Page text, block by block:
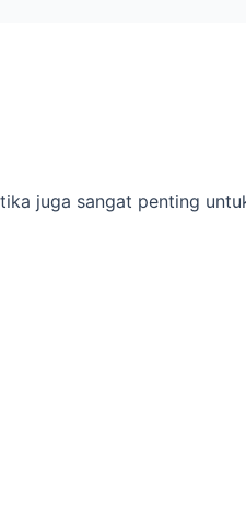
juga sangat penting